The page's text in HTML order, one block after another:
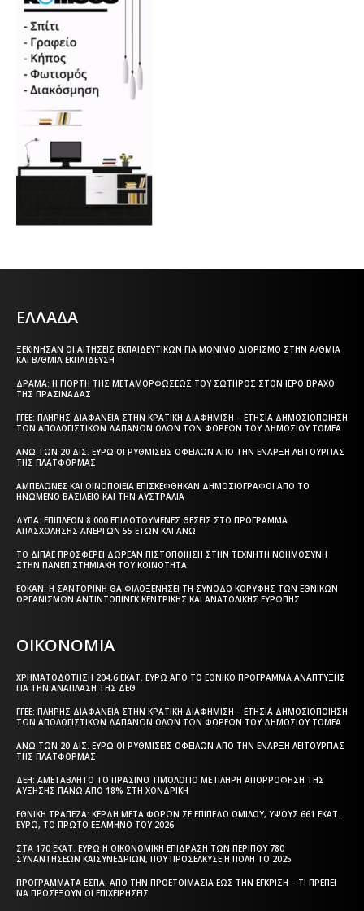
ΕΛΛΑΔΑ
ΞΕΚΊΝΗΣΑΝ ΟΙ ΑΙΤΉΣΕΙΣ ΕΚΠΑΙΔΕΥΤΙΚΏΝ ΓΙΑ ΜΌΝΙΜΟ ΔΙΟΡΙΣΜΌ ΣΤΗΝ Α/ΘΜΙΑ
ΚΑΙ Β/ΘΜΙΑ ΕΚΠΑΊΔΕΥΣΗ
ΔΡΆΜΑ: Η ΓΙΟΡΤΉ ΤΗΣ ΜΕΤΑΜΟΡΦΏΣΕΩΣ ΤΟΥ ΣΩΤΉΡΟΣ ΣΤΟΝ ΙΕΡΌ ΒΡΆΧΟ
ΤΗΣ ΠΡΑΣΙΝΆΔΑΣ
ΓΓΕΕ: ΠΛΉΡΗΣ ΔΙΑΦΆΝΕΙΑ ΣΤΗΝ ΚΡΑΤΙΚΉ ΔΙΑΦΉΜΙΣΗ – EΤΉΣΙΑ ΔΗΜΟΣΙΟΠΟΊΗΣΗ
ΤΩΝ ΑΠΟΛΟΓΙΣΤΙΚΏΝ ΔΑΠΑΝΏΝ ΌΛΩΝ ΤΩΝ ΦΟΡΈΩΝ ΤΟΥ ΔΗΜΟΣΊΟΥ ΤΟΜΈΑ
ΆΝΩ ΤΩΝ 20 ΔΙΣ. ΕΥΡΏ ΟΙ ΡΥΘΜΊΣΕΙΣ ΟΦΕΙΛΏΝ ΑΠΌ ΤΗΝ ΈΝΑΡΞΗ ΛΕΙΤΟΥΡΓΊΑΣ
ΤΗΣ ΠΛΑΤΦΌΡΜΑΣ
ΑΜΠΕΛΏΝΕΣ ΚΑΙ ΟΙΝΟΠΟΙΕΊΑ ΕΠΙΣΚΈΦΘΗΚΑΝ ΔΗΜΟΣΙΟΓΡΆΦΟΙ ΑΠΌ ΤΟ
ΗΝΩΜΈΝΟ ΒΑΣΊΛΕΙΟ ΚΑΙ ΤΗΝ ΑΥΣΤΡΑΛΊΑ
ΔΥΠΑ: ΕΠΙΠΛΈΟΝ 8.000 ΕΠΙΔΟΤΟΎΜΕΝΕΣ ΘΈΣΕΙΣ ΣΤΟ ΠΡΌΓΡΑΜΜΑ
ΑΠΑΣΧΌΛΗΣΗΣ ΑΝΈΡΓΩΝ 55 ΕΤΏΝ ΚΑΙ ΆΝΩ
ΤΟ ΔΙΠΑΕ ΠΡΟΣΦΈΡΕΙ ΔΩΡΕΆΝ ΠΙΣΤΟΠΟΊΗΣΗ ΣΤΗΝ ΤΕΧΝΗΤΉ ΝΟΗΜΟΣΎΝΗ
ΣΤΗΝ ΠΑΝΕΠΙΣΤΗΜΙΑΚΉ ΤΟΥ ΚΟΙΝΌΤΗΤΑ
ΕΟΚΑΝ: Η ΣΑΝΤΟΡΊΝΗ ΘΑ ΦΙΛΟΞΕΝΉΣΕΙ ΤΗ ΣΎΝΟΔΟ ΚΟΡΥΦΉΣ ΤΩΝ ΕΘΝΙΚΏΝ
ΟΡΓΑΝΙΣΜΏΝ ΑΝΤΙΝΤΌΠΙΝΓΚ ΚΕΝΤΡΙΚΉΣ ΚΑΙ ΑΝΑΤΟΛΙΚΉΣ ΕΥΡΏΠΗΣ
ΟΙΚΟΝΟΜΙΑ
ΧΡΗΜΑΤΟΔΌΤΗΣΗ 204,6 ΕΚΑΤ. ΕΥΡΏ ΑΠΌ ΤΟ ΕΘΝΙΚΌ ΠΡΌΓΡΑΜΜΑ ΑΝΆΠΤΥΞΗΣ
ΓΙΑ ΤΗΝ ΑΝΆΠΛΑΣΗ ΤΗΣ ΔΕΘ
ΓΓΕΕ: ΠΛΉΡΗΣ ΔΙΑΦΆΝΕΙΑ ΣΤΗΝ ΚΡΑΤΙΚΉ ΔΙΑΦΉΜΙΣΗ – EΤΉΣΙΑ ΔΗΜΟΣΙΟΠΟΊΗΣΗ
ΤΩΝ ΑΠΟΛΟΓΙΣΤΙΚΏΝ ΔΑΠΑΝΏΝ ΌΛΩΝ ΤΩΝ ΦΟΡΈΩΝ ΤΟΥ ΔΗΜΟΣΊΟΥ ΤΟΜΈΑ
ΆΝΩ ΤΩΝ 20 ΔΙΣ. ΕΥΡΏ ΟΙ ΡΥΘΜΊΣΕΙΣ ΟΦΕΙΛΏΝ ΑΠΌ ΤΗΝ ΈΝΑΡΞΗ ΛΕΙΤΟΥΡΓΊΑΣ
ΤΗΣ ΠΛΑΤΦΌΡΜΑΣ
ΔΕΗ: ΑΜΕΤΆΒΛΗΤΟ ΤΟ ΠΡΆΣΙΝΟ ΤΙΜΟΛΌΓΙΟ ΜΕ ΠΛΉΡΗ ΑΠΟΡΡΌΦΗΣΗ ΤΗΣ
ΑΎΞΗΣΗΣ ΠΆΝΩ ΑΠΌ 18% ΣΤΗ ΧΟΝΔΡΙΚΉ
ΕΘΝΙΚΉ ΤΡΆΠΕΖΑ: ΚΈΡΔΗ ΜΕΤΆ ΦΌΡΩΝ ΣΕ ΕΠΊΠΕΔΟ ΟΜΊΛΟΥ, ΎΨΟΥΣ 661 ΕΚΑΤ.
ΕΥΡΏ, ΤΟ ΠΡΏΤΟ ΕΞΆΜΗΝΟ ΤΟΥ 2026
ΣΤΑ 170 ΕΚΑΤ. ΕΥΡΏ Η ΟΙΚΟΝΟΜΙΚΉ ΕΠΊΔΡΑΣΗ ΤΩΝ ΠΕΡΊΠΟΥ 780
ΣΥΝΑΝΤΉΣΕΩΝ ΚΑΙΣΥΝΕΔΡΊΩΝ, ΠΟΥ ΠΡΟΣΈΛΚΥΣΕ Η ΠΌΛΗ ΤΟ 2025
ΠΡΟΓΡΆΜΜΑΤΑ EΣΠΑ: ΑΠΌ ΤΗΝ ΠΡΟΕΤΟΙΜΑΣΊΑ ΈΩΣ ΤΗΝ ΈΓΚΡΙΣΗ – ΤΙ ΠΡΈΠΕΙ
ΝΑ ΠΡΟΣΈΞΟΥΝ ΟΙ ΕΠΙΧΕΙΡΉΣΕΙΣ